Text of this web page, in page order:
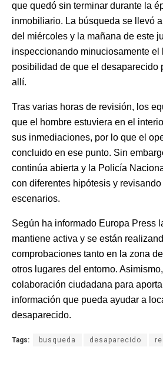
que quedó sin terminar durante la
inmobiliario. La búsqueda se llevó
del miércoles y la mañana de este
inspeccionando minuciosamente el
posibilidad de que el desaparecido
allí.
Tras varias horas de revisión, los
que el hombre estuviera en el
sus inmediaciones, por lo que el
concluido en ese punto. Sin
continúa abierta y la Policía
con diferentes hipótesis y
escenarios.
Según ha informado Europa Press
mantiene activa y se están
comprobaciones tanto en la zona
otros lugares del entorno.
colaboración ciudadana para
información que pueda ayudar a
desaparecido.
Tags: busqueda desaparecido